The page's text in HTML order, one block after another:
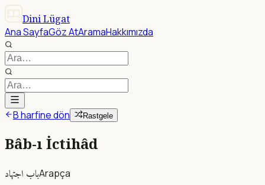
Dini Lügat
Ana SayfaGöz AtAramaHakkımızda
B harfine dön Rastgele
Bâb-ı İctihâd
باب اجتهادArapça